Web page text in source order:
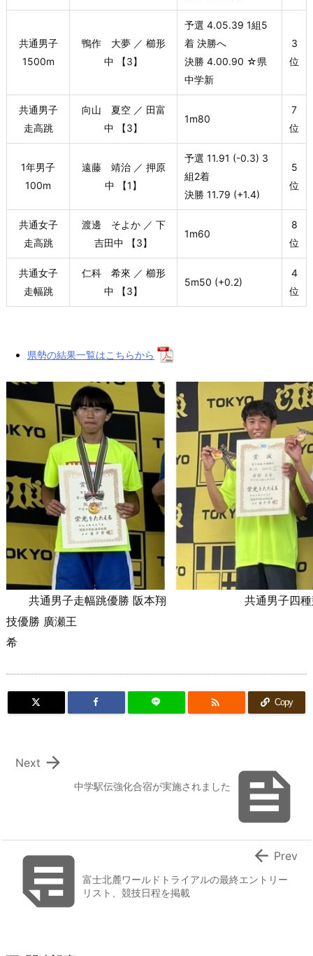
共通男子
1500m
鴨作 大夢 ／ 櫛形
中 【3】
予選 4.05.39 1組5
着 決勝へ
決勝 4.00.90 ☆県
中学新
3
位
共通男子
走高跳
向山 夏空 ／ 田富
中 【3】
1m80
7
位
1年男子
100m
遠藤 靖治 ／ 押原
中 【1】
予選 11.91 (-0.3) 3
組2着
決勝 11.79 (+1.4)
5
位
共通女子
走高跳
渡邊 そよか ／ 下
吉田中 【3】
1m60
8
位
共通女子
走幅跳
仁科 希來 ／ 櫛形
中 【3】
5m50 (+0.2)
4
位
県勢の結果一覧はこちらから
共通男子走幅跳優勝 阪本翔 共通男子四種
技優勝 廣瀬王
 Copy

中学駅伝強化合宿が実施されました

Next
富士北麓ワールドトライアルの最終エントリー
リスト、競技日程を掲載
 Prev